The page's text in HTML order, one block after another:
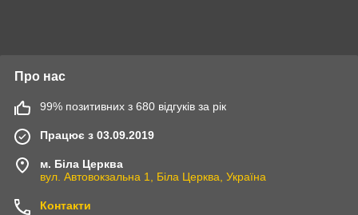
Про нас
99% позитивних з 680 відгуків за рік
Працює з 03.09.2019
м. Біла Церква
вул. Автовокзальна 1, Біла Церква, Україна
Контакти